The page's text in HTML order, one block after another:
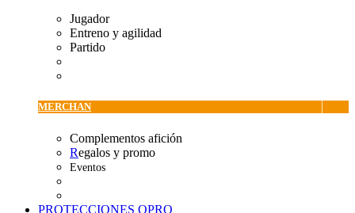
Jugador
Entreno y agilidad
Partido
MERCHAN
Complementos afición
Regalos y promo
Eventos
PROTECCIONES OPRO